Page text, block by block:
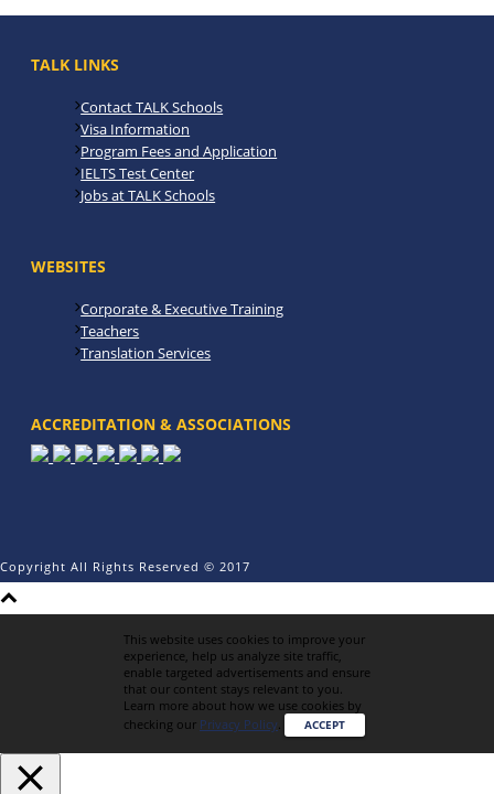
TALK LINKS
Contact TALK Schools
Visa Information
Program Fees and Application
IELTS Test Center
Jobs at TALK Schools
WEBSITES
Corporate & Executive Training
Teachers
Translation Services
ACCREDITATION & ASSOCIATIONS
Copyright All Rights Reserved © 2017
This website uses cookies to improve your
experience, help us analyze site traffic,
enable targeted advertisements and ensure
that our content stays relevant to you.
Learn more about how we use cookies by
checking our Privacy Policy. ACCEPT